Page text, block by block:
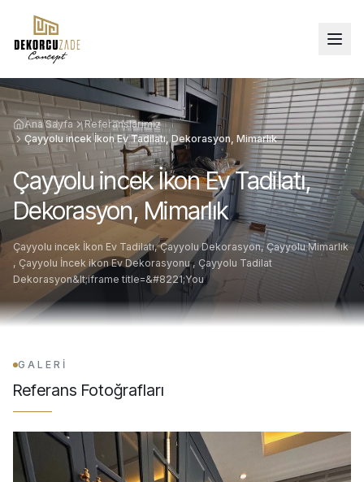
Ana Sayfa
Referanslarımız
Çayyolu incek İkon Ev Tadilatı, Dekorasyon, Mimarlık
Çayyolu incek İkon Ev Tadilatı,
Dekorasyon, Mimarlık
Çayyolu incek İkon Ev Tadilatı, Çayyolu Dekorasyon, Çayyolu Mimarlık
, Çayyolu İncek ikon Ev Dekorasyonu , Çayyolu Tadilat
Dekorasyon&lt;iframe title=&#8221;You
GALERİ
Referans Fotoğrafları